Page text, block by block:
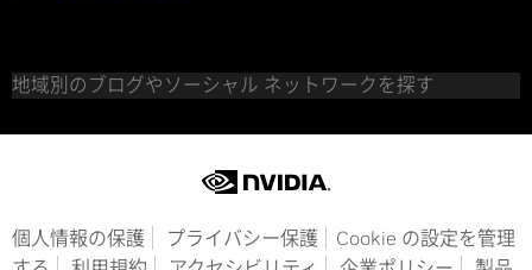
地域別のブログやソーシャル ネットワークを探す
個人情報の保護 プライバシー保護
Cookie の設定を管理